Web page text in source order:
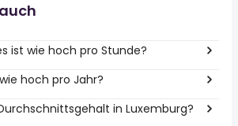
ist wie hoch pro Stunde?
hoch pro Jahr?
in Luxemburg?